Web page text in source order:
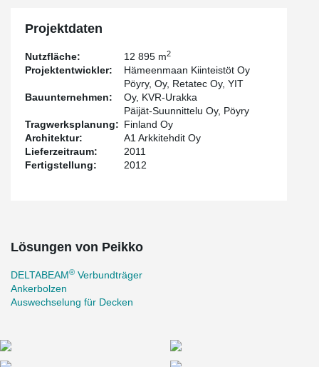
Projektdaten
Nutzfläche: 12 895 m2
Projektentwickler: Hämeenmaan Kiinteistöt Oy
Bauunternehmen:
Pöyry, Oy, Retatec Oy, YIT
Oy, KVR-Urakka
Tragwerksplanung:
Päijät-Suunnittelu Oy, Pöyry
Finland Oy
Architektur:
A1 Arkkitehdit Oy
Lieferzeitraum:
2011
Fertigstellung:
2012
Lösungen von Peikko
DELTABEAM® Verbundträger
Ankerbolzen
Auswechselung für Decken